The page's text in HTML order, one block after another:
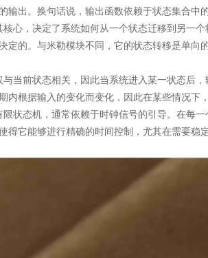
输出。换句话说，输出函数依赖于状态集合中
，决定了系统如何从一个状态迁移到另一个
定的。与米勒模块不同，它的状态转移是单
前状态相关，因此当系统进入某一状态后，
内根据输入的变化而变化，因此在某些情况下
态机，通常依赖于时钟信号的引导。在每一
得它能够进行精确的时间控制，尤其在需要稳